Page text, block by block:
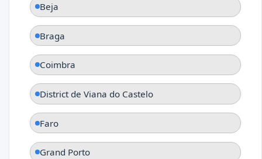
Beja
Braga
Coimbra
District de Viana do Castelo
Faro
Grand Porto